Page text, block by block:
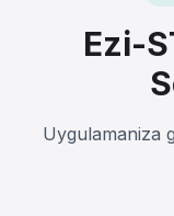
Ezi-
Uygulamaniza